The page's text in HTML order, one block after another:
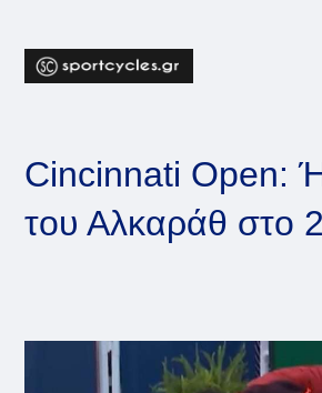
content
Cincinnati Open:
του Αλκαράθ στο